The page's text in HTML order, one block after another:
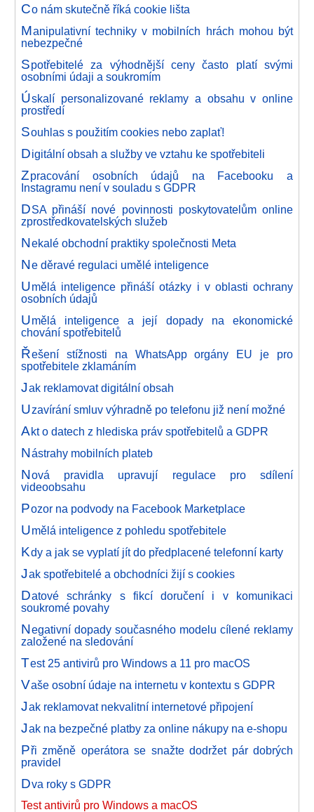
Co nám skutečně říká cookie lišta
Manipulativní techniky v mobilních hrách mohou být
nebezpečné
Spotřebitelé za výhodnější ceny často platí svými
osobními údaji a soukromím
Úskalí personalizované reklamy a obsahu v online
prostředí
Souhlas s použitím cookies nebo zaplať!
Digitální obsah a služby ve vztahu ke spotřebiteli
Zpracování osobních údajů na Facebooku a
Instagramu není v souladu s GDPR
DSA přináší nové povinnosti poskytovatelům online
zprostředkovatelských služeb
Nekalé obchodní praktiky společnosti Meta
Ne děravé regulaci umělé inteligence
Umělá inteligence přináší otázky i v oblasti ochrany
osobních údajů
Umělá inteligence a její dopady na ekonomické
chování spotřebitelů
Řešení stížnosti na WhatsApp orgány EU je pro
spotřebitele zklamáním
Jak reklamovat digitální obsah
Uzavírání smluv výhradně po telefonu již není možné
Akt o datech z hlediska práv spotřebitelů a GDPR
Nástrahy mobilních plateb
Nová pravidla upravují regulace pro sdílení
videoobsahu
Pozor na podvody na Facebook Marketplace
Umělá inteligence z pohledu spotřebitele
Kdy a jak se vyplatí jít do předplacené telefonní karty
Jak spotřebitelé a obchodníci žijí s cookies
Datové schránky s fikcí doručení i v komunikaci
soukromé povahy
Negativní dopady současného modelu cílené reklamy
založené na sledování
Test 25 antivirů pro Windows a 11 pro macOS
Vaše osobní údaje na internetu v kontextu s GDPR
Jak reklamovat nekvalitní internetové připojení
Jak na bezpečné platby za online nákupy na e-shopu
Při změně operátora se snažte dodržet pár dobrých
pravidel
Dva roky s GDPR
Test antivirů pro Windows a macOS